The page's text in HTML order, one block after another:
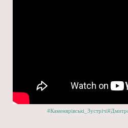
#Каменярівські_Зустрічі